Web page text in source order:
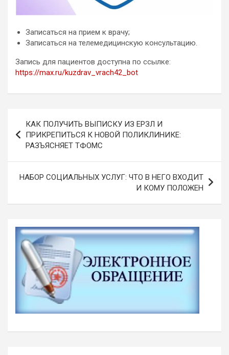
Записаться на прием к врачу;
Записаться на телемедицинскую консультацию.
Запись для пациентов доступна по ссылке:
https://max.ru/kuzdrav_vrach42_bot
по
записям
КАК ПОЛУЧИТЬ ВЫПИСКУ ИЗ ЕРЗЛ И
ПРИКРЕПИТЬСЯ К НОВОЙ ПОЛИКЛИНИКЕ:
РАЗЪЯСНЯЕТ ТФОМС
НАБОР СОЦИАЛЬНЫХ УСЛУГ: ЧТО В НЕГО ВХОДИТ
И КОМУ ПОЛОЖЕН